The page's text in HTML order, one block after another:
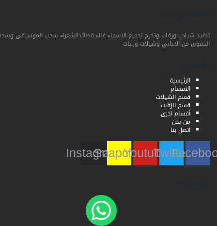
تنفيذ شيلات وزفات وتخرج لجميع الاسماء غناء قصائدالشعراء سحب الموسيقى وسحب
الحقوق من الاغاني وشيلات وزفات
الرئيسية
الاقسام
قسم الشيلات
قسم الزفات
أقسام اخرى
من نحن
اتصل بنا
Twitter
Youtube
Snapchat
Instagram